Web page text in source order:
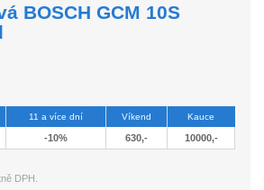
BOSCH GCM 10S
11 a více dní Víkend Kauce
-10% 630,- 10000,-
DPH.